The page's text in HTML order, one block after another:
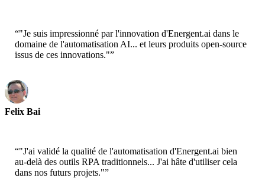
“"Je suis impressionné par l'innovation d'Energent.ai dans le
domaine de l'automatisation AI... et leurs produits open-source
issus de ces innovations."”
Felix Bai
“"J'ai validé la qualité de l'automatisation d'Energent.ai bien
au-delà des outils RPA traditionnels... J'ai hâte d'utiliser cela
dans nos futurs projets."”